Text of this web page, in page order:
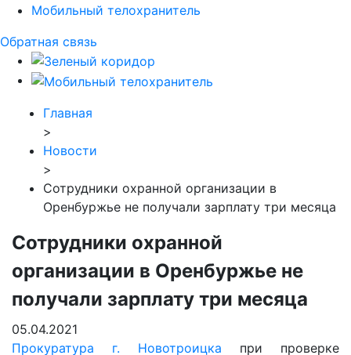
Мобильный телохранитель
Обратная связь
Главная
>
Новости
>
Сотрудники охранной организации в
Оренбуржье не получали зарплату три месяца
Сотрудники охранной
организации в Оренбуржье не
получали зарплату три месяца
05.04.2021
Прокуратура г. Новотроицка при проверке